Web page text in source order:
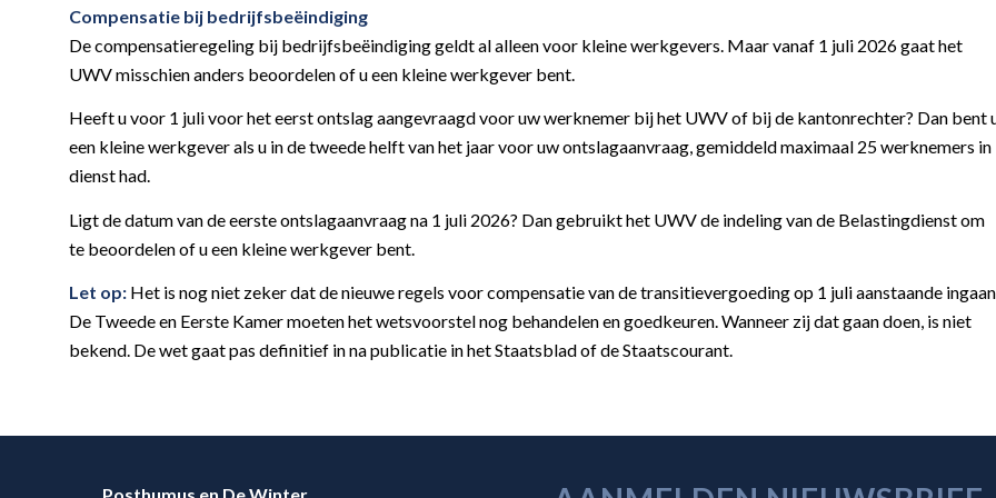
Compensatie bij bedrijfsbeëindiging
De compensatieregeling bij bedrijfsbeëindiging geldt al alleen voor kleine werkgevers. Maar vanaf 1 juli 2026 gaat het
UWV misschien anders beoordelen of u een kleine werkgever bent.
Heeft u voor 1 juli voor het eerst ontslag aangevraagd voor uw werknemer bij het UWV of bij de kantonrechter? Dan bent
een kleine werkgever als u in de tweede helft van het jaar voor uw ontslagaanvraag, gemiddeld maximaal 25 werknemers in
dienst had.
Ligt de datum van de eerste ontslagaanvraag na 1 juli 2026? Dan gebruikt het UWV de indeling van de Belastingdienst om
te beoordelen of u een kleine werkgever bent.
Let op: Het is nog niet zeker dat de nieuwe regels voor compensatie van de transitievergoeding op 1 juli aanstaande
De Tweede en Eerste Kamer moeten het wetsvoorstel nog behandelen en goedkeuren. Wanneer zij dat gaan doen, is niet
bekend. De wet gaat pas definitief in na publicatie in het Staatsblad of de Staatscourant.
Posthumus en De Winter